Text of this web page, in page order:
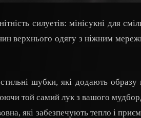
силуетів: мінісукні для
верхнього одягу з ніжним
шубки, які додають
той самий лук з вашого
які забезпечують тепло і